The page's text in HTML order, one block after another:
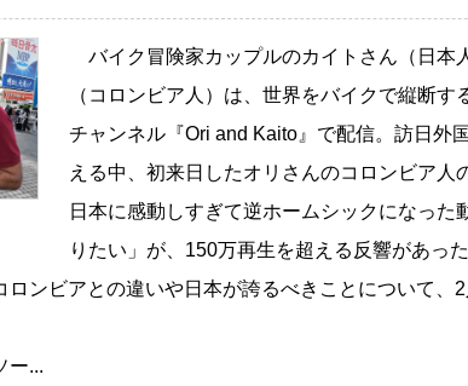
バイク冒険家カップルのカイトさん（日本
（コロンビア人）は、世界をバイクで縦断す
チャンネル『Ori and Kaito』で配信。訪日外
える中、初来日したオリさんのコロンビア人
日本に感動しすぎて逆ホームシックになった
りたい」が、150万再生を超える反響があっ
ンビアとの違いや日本が誇るべきことについて、2
ー...